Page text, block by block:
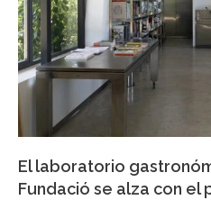
El laboratorio
Fundació se alza con el